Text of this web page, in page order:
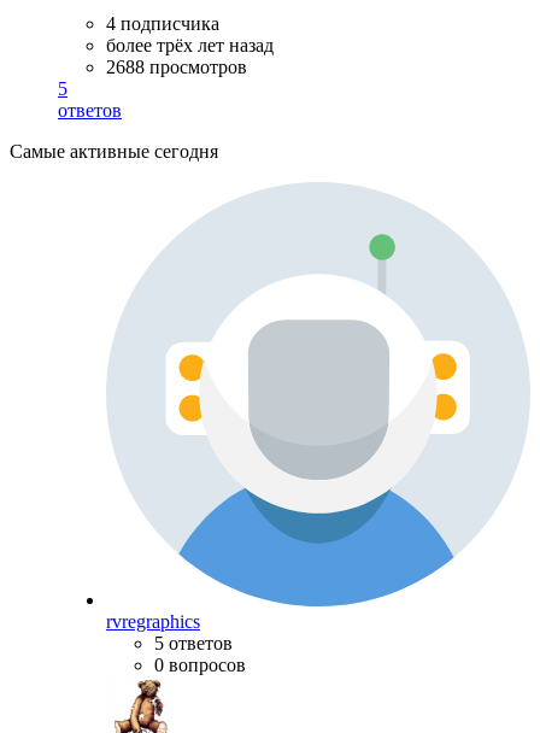
4 подписчика
более трёх лет назад
2688 просмотров
5
ответов
Самые активные сегодня
rvregraphics
5 ответов
0 вопросов